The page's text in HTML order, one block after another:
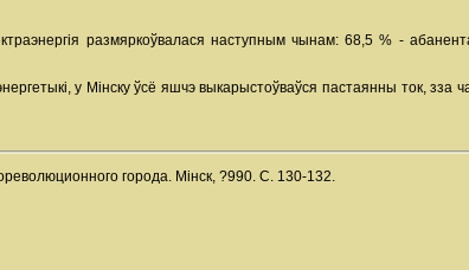
размяркоўвалася наступным чынам: 68,5 % -
у Мінску ўсё яшчэ выкарыстоўваўся пастаянны ток,
города. Мінск, ?990. С. 130-132.